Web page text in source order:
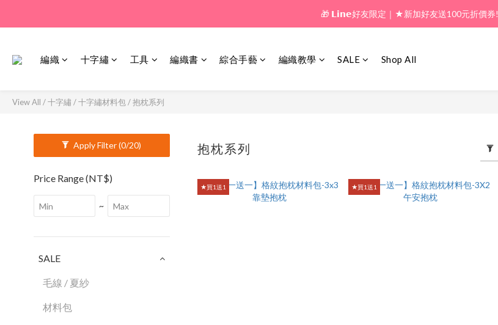
🎁 新好友購物金｜★加入新會員領券送100元!
🎁 𝗟𝗶𝗻𝗲好友限定｜★新加好友送100元折價券!
編織 十字繡 工具 編織書 綜合手藝 編織教學 SALE Shop All
View All /十字繡 /十字繡材料包/抱枕系列
Apply Filter(0/20)
Price Range (NT$)
~
SALE
毛線 / 夏紗
材料包
抱枕系列
★買1送1 ★買1送1